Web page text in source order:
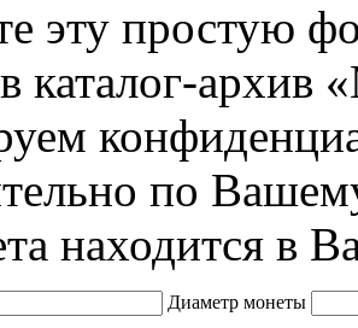
эту простую
каталог-архив
по
находится в
Диаметр монеты